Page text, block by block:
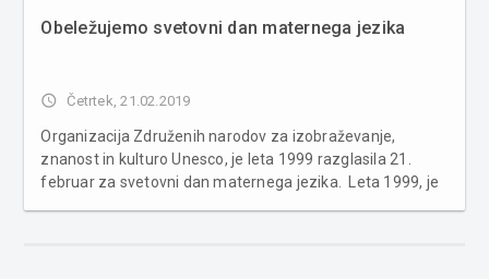
Obeležujemo svetovni dan maternega jezika
access_time Četrtek, 21.02.2019
Organizacija Združenih narodov za izobraževanje,
znanost in kulturo Unesco, je leta 1999 razglasila 21.
februar za svetovni dan maternega jezika. Leta 1999, je